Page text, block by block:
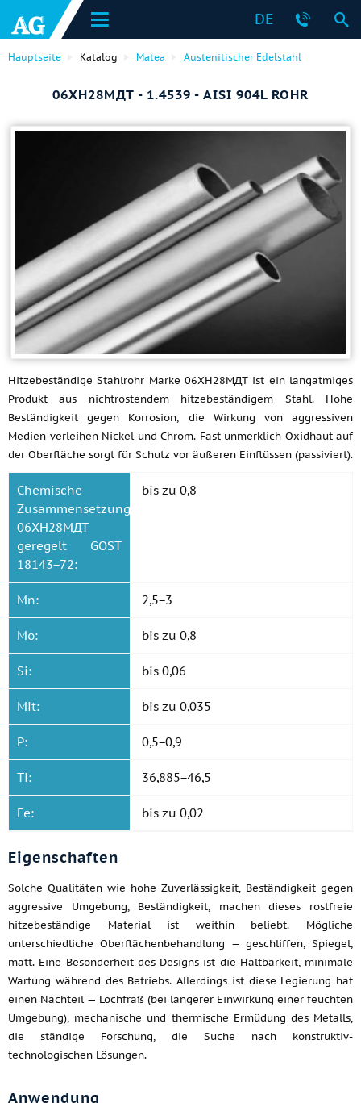
DE
Hauptseite Katalog Matea Austenitischer Edelstahl
06ХН28МДТ - 1.4539 - AISI 904L ROHR
Hitzebeständige Stahlrohr Marke 06ХН28МДТ ist ein langatmiges
Produkt aus nichtrostendem hitzebeständigem Stahl. Hohe
Beständigkeit gegen Korrosion, die Wirkung von aggressiven
Medien verleihen Nickel und Chrom. Fast unmerklich Oxidhaut auf
der Oberfläche sorgt für Schutz vor äußeren Einflüssen (passiviert).
Chemische
Zusammensetzung
06ХН28МДТ
geregelt GOST
18143−72:
bis zu 0,8
Mn: 2,5−3
Mo: bis zu 0,8
Si: bis 0,06
Mit: bis zu 0,035
P: 0,5−0,9
Ti: 36,885−46,5
Fe: bis zu 0,02
Eigenschaften
Solche Qualitäten wie hohe Zuverlässigkeit, Beständigkeit gegen
aggressive Umgebung, Beständigkeit, machen dieses rostfreie
hitzebeständige Material ist weithin beliebt. Mögliche
unterschiedliche Oberflächenbehandlung — geschliffen, Spiegel,
matt. Eine Besonderheit des Designs ist die Haltbarkeit, minimale
Wartung während des Betriebs. Allerdings ist diese Legierung hat
einen Nachteil — Lochfraß (bei längerer Einwirkung einer feuchten
Umgebung), mechanische und thermische Ermüdung des Metalls,
die ständige Forschung, die Suche nach konstruktiv-
technologischen Lösungen.
Anwendung